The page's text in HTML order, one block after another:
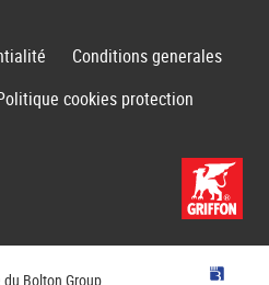
Conditions generales
cookies protection
Bolton Group